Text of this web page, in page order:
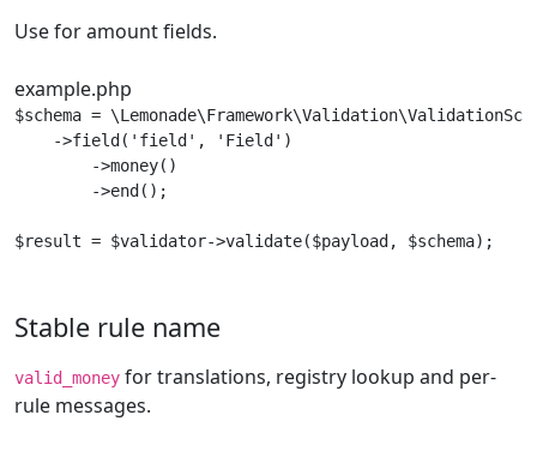
Use for amount fields.
example.php
$schema =
    ->field('field', 'Field')
        ->money()
        ->end();
$result = $validator->validate($payload, $schema);
Stable rule name
valid_money for translations, registry lookup and per-
rule messages.